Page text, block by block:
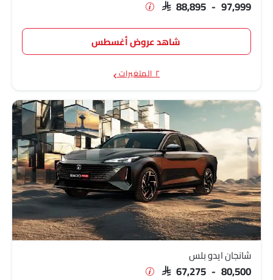
SAR 88,895 - 97,999
شاهد عروض أغسطس
٢ المتغيرات
شانجان ايدو بلس
SAR 67,275 - 80,500